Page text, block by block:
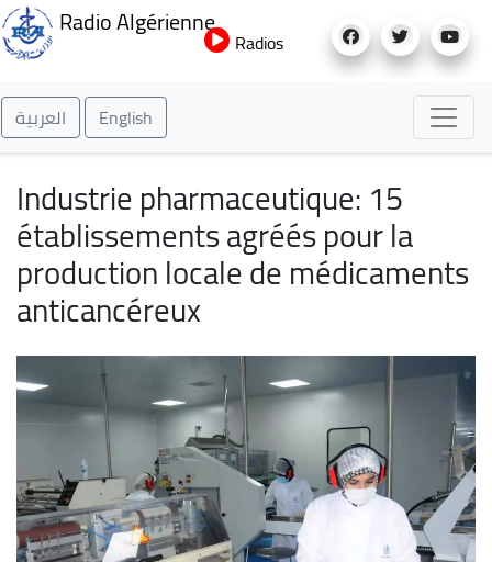
au
Radio Algérienne
Radios
العربية English
Industrie pharmaceutique: 15
établissements agréés pour la
production locale de médicaments
anticancéreux